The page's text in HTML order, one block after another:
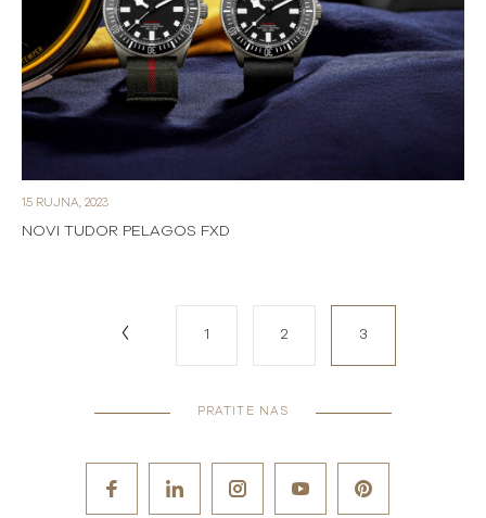
15 RUJNA, 2023
NOVI TUDOR PELAGOS FXD
1 2 3
PRATITE NAS